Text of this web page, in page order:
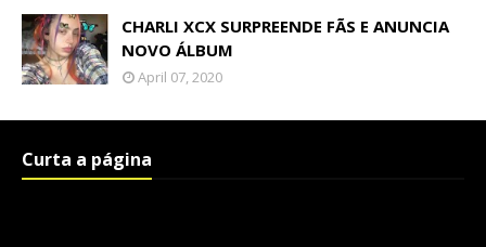
CHARLI XCX SURPREENDE FÃS E ANUNCIA
NOVO ÁLBUM
April 07, 2020
Curta a página